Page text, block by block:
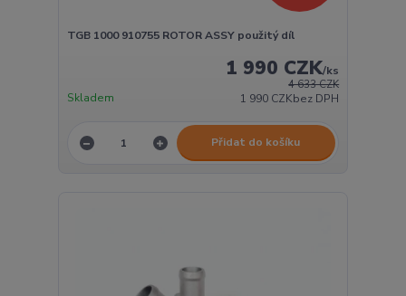
TGB 1000 910755 ROTOR ASSY použitý díl
4 633 CZK
1 990 CZK/ks
1 990 CZKbez DPH
Skladem
Přidat do košíku